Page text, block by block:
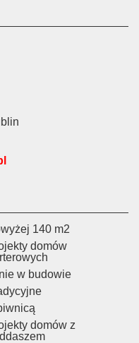
140 m2
domów
w budowie
domów z